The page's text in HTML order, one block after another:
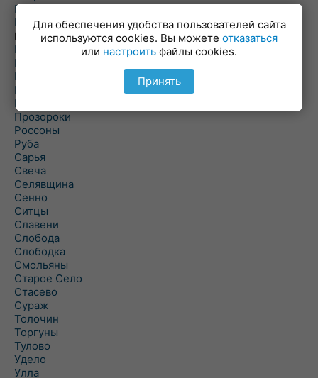
Пальминка
Парафьяново
Плисса
Повятье
Погоща
Подсвилье
Полоцк
Поставы
Прозороки
Россоны
Руба
Сарья
Свеча
Селявщина
Сенно
Ситцы
Славени
Слобода
Слободка
Смольяны
Старое Село
Стасево
Сураж
Толочин
Торгуны
Тулово
Удело
Улла
Для обеспечения удобства пользователей сайта
используются cookies. Вы можете отказаться
или настроить файлы cookies.
Принять